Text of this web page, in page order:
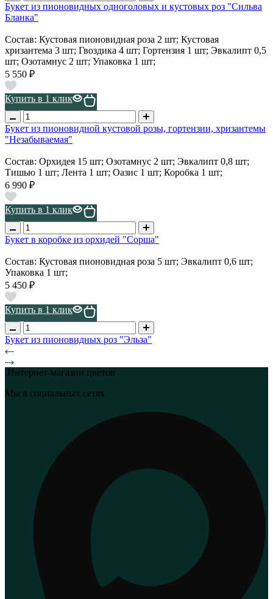
Букет из пионовидных одноголовых и кустовых роз "Сильва
Бланка"
Состав: Кустовая пионовидная роза 2 шт; Кустовая
хризантема 3 шт; Гвоздика 4 шт; Гортензия 1 шт; Эвкалипт 0,5
шт; Озотамнус 2 шт; Упаковка 1 шт;
5 550 ₽
Купить в 1 клик
Букет из пионовидной кустовой розы, гортензии, хризантемы
"Незабываемая"
Состав: Орхидея 15 шт; Озотамнус 2 шт; Эвкалипт 0,8 шт;
Тишью 1 шт; Лента 1 шт; Оазис 1 шт; Коробка 1 шт;
6 990 ₽
Купить в 1 клик
Букет в коробке из орхидей "Сорша"
Состав: Кустовая пионовидная роза 5 шт; Эвкалипт 0,6 шт;
Упаковка 1 шт;
5 450 ₽
Купить в 1 клик
Букет из пионовидных роз "Эльза"
Интернет-магазин цветов
Мы в социальных сетях